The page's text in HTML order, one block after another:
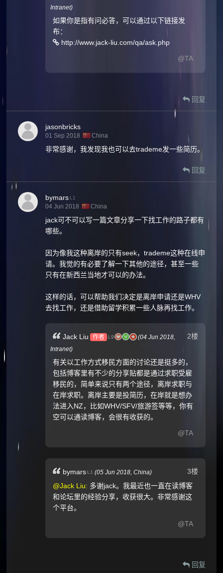
Intranet)
如果你是指有问必答，可以通过以下链接发
布：
http://www.jack-liu.com/qa/ask.php
@TA
回复
jasonbricks
01 Sep 2018 China
非常感谢，我发现我也可以去trademe发一些简历。
回复
bymars L1
04 Jun 2018 China
jack可不可以写一篇文章分享一下找工作的路子都有
哪些。
因为像我这种离岸的只有seek，trademe这种在线申
请。我觉的有必要了解一下其他的途径，甚至一些
只有在新西兰当地才可以的办法。
这样的话，可以帮助我们决定是离岸申请还是WHV
去找工作，还是借助留学积累一些人脉再找工作。
2楼
Jack Liu 作者 L9 (04 Jun 2018,
Intranet)
有关以工作方式移民方面的讨论还是挺多的，
包括博客里有不少的分享贴都是通过求职受雇
移民的，简单来说只有两个途径，离岸求职与
在岸求职。离岸主要是投简历，在岸就是想办
法进入NZ，比如WHV/SFV/旅游签等等，你有
空可以通读博客，会很有收获的。
@TA
3楼
bymars L1 (05 Jun 2018,China)
@Jack Liu: 多谢jack。我最近也一直在读博客
和论坛里的经验分享，收获很大。非常感谢这
个平台。
@TA
回复